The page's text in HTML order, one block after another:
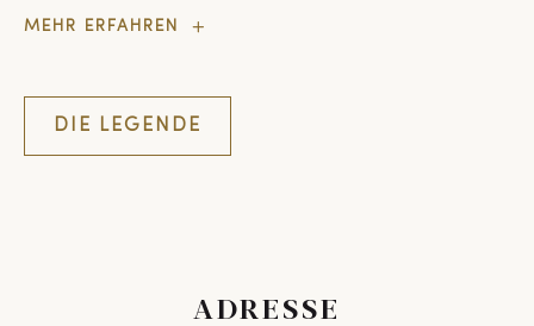
MEHR ERFAHREN
Die
DIE LEGENDE
ADRESSE